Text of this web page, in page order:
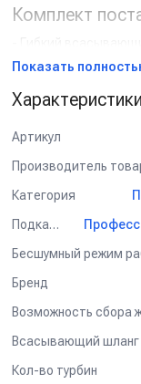
Комплект
- Соединительное
- Переключаемая
- Насадка для
- Круглая насадка-
Применение:
Уборка на
розничной торговли,
Показать
Характеристики
Артикул
Производитель
Категория
Подкатегория
Бесшумный режим
Бренд
Всасывающий
Кол-во турбин